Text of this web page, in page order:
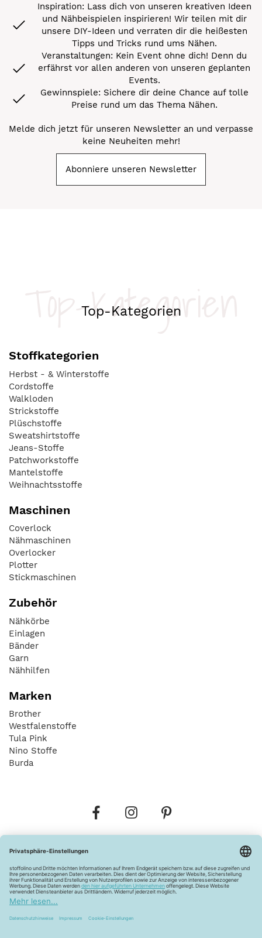
Inspiration: Lass dich von unseren kreativen Ideen
und Nähbeispielen inspirieren! Wir teilen mit dir
unsere DIY-Ideen und verraten dir die heißesten
Tipps und Tricks rund ums Nähen.
Veranstaltungen: Kein Event ohne dich! Denn du
erfährst vor allen anderen von unseren geplanten
Events.
Gewinnspiele: Sichere dir deine Chance auf tolle
Preise rund um das Thema Nähen.
Melde dich jetzt für unseren Newsletter an und verpasse
keine Neuheiten mehr!
Abonniere unseren Newsletter
Top-Kategorien
Top-Kategorien
Stoffkategorien
Herbst - & Winterstoffe
Cordstoffe
Walkloden
Strickstoffe
Plüschstoffe
Sweatshirtstoffe
Jeans-Stoffe
Patchworkstoffe
Mantelstoffe
Weihnachtsstoffe
Maschinen
Coverlock
Nähmaschinen
Overlocker
Plotter
Stickmaschinen
Zubehör
Nähkörbe
Einlagen
Bänder
Garn
Nähhilfen
Marken
Brother
Westfalenstoffe
Tula Pink
Nino Stoffe
Burda
Widerrufsbelehrung Vertrag widerrufen
Barrierefreiheitserklärung